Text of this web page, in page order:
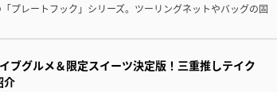
プレートフック」シリーズ。ツーリングネットやバッグの固
ブグルメ＆限定スイーツ決定版！三重推しテイク
介